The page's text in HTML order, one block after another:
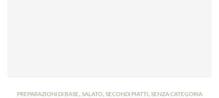
PREPARAZIONI DI BASE, SALATO, SECONDI PIATTI, SENZA CATEGORIA